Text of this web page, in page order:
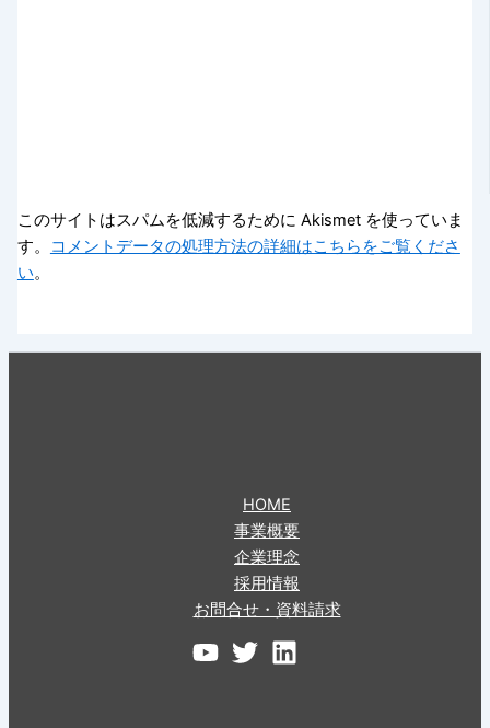
このサイトはスパムを低減するために Akismet を使っていま
す。
コメントデータの処理方法の詳細はこちらをご覧くださ
い。
HOME
事業概要
企業理念
採用情報
お問合せ・資料請求